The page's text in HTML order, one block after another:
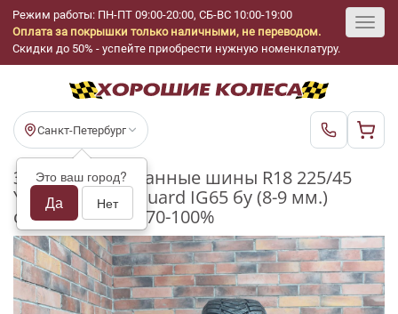
Режим работы: ПН-ПТ 09:00-20:00, СБ-ВС 10:00-19:00
Оплата за покрышки только наличными, не переводом.
Скидки до 50% - успейте приобрести нужную номенклатуру.
Санкт-Петербург
Это ваш город?
Да Нет
Зимние шипованные шины R18 225/45
Yokohama Ice Guard IG65 бу (8-9 мм.)
остаток шипов 70-100%